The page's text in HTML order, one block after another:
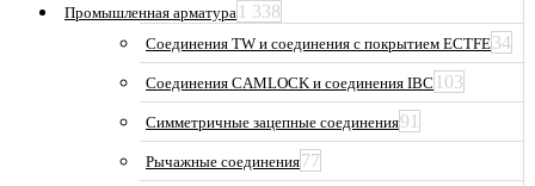
Промышленная арматура 1 338
Соединения TW и соединения с покрытием ECTFE34
Соединения CAMLOCK и соединения IBC 103
Симметричные зацепные соединения91
Рычажные соединения77